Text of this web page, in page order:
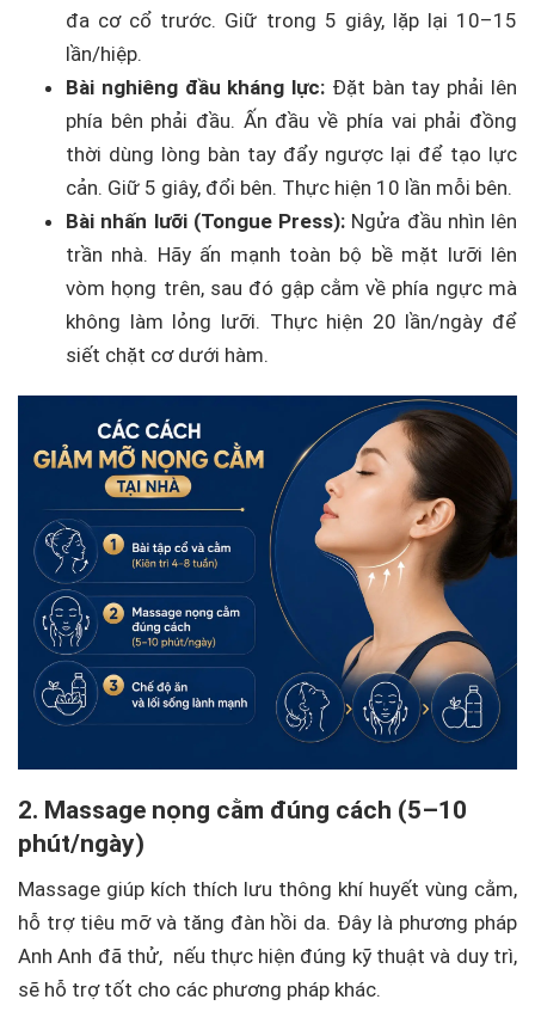
đa cơ cổ trước. Giữ trong 5 giây, lặp lại 10–15
lần/hiệp.
Bài nghiêng đầu kháng lực: Đặt bàn tay phải lên
phía bên phải đầu. Ấn đầu về phía vai phải đồng
thời dùng lòng bàn tay đẩy ngược lại để tạo lực
cản. Giữ 5 giây, đổi bên. Thực hiện 10 lần mỗi bên.
Bài nhấn lưỡi (Tongue Press): Ngửa đầu nhìn lên
trần nhà. Hãy ấn mạnh toàn bộ bề mặt lưỡi lên
vòm họng trên, sau đó gập cằm về phía ngực mà
không làm lỏng lưỡi. Thực hiện 20 lần/ngày để
siết chặt cơ dưới hàm.
2. Massage nọng cằm đúng cách (5–10
phút/ngày)
Massage giúp kích thích lưu thông khí huyết vùng cằm,
hỗ trợ tiêu mỡ và tăng đàn hồi da. Đây là phương pháp
Anh Anh đã thử, nếu thực hiện đúng kỹ thuật và duy trì,
sẽ hỗ trợ tốt cho các phương pháp khác.